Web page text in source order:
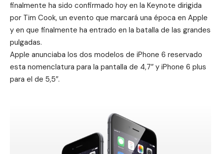
finalmente ha sido confirmado hoy en la Keynote dirigida
por Tim Cook, un evento que marcará una época en Apple
y en que finalmente ha entrado en la batalla de las grandes
pulgadas.
Apple anunciaba los dos modelos de iPhone 6 reservado
esta nomenclatura para la pantalla de 4,7″ y iPhone 6 plus
para el de 5,5″.